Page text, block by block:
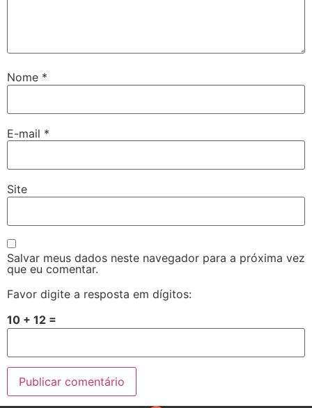
Nome *
E-mail *
Site
Salvar meus dados neste navegador para a próxima vez
que eu comentar.
Favor digite a resposta em dígitos:
10 + 12 =